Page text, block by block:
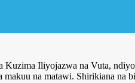
Iliyojazwa na Vuta,
na matawi. Shirikiana na